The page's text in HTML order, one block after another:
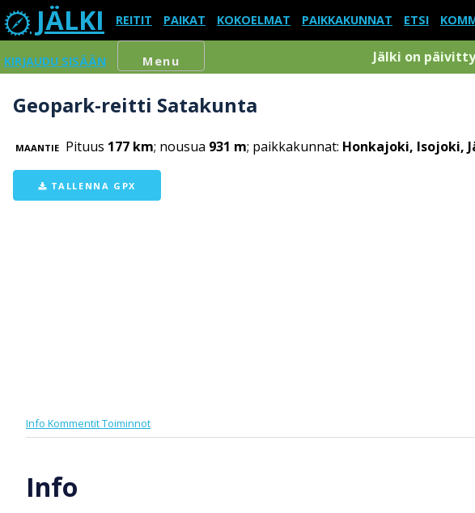
JÄLKI REITIT PAIKAT KOKOELMAT PAIKKAKUNNAT ETSI
KIRJAUDU SISÄÄN Menu Jälki on
Geopark-reitti Satakunta
MAANTIE Pituus 177 km; nousua 931 m; paikkakunnat: Honkajoki, Isojoki,
TALLENNA GPX
Info KommentitToiminnot
Info